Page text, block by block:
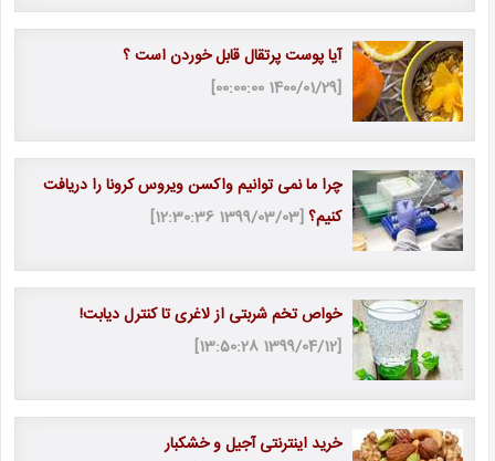
آیا پوست پرتقال قابل خوردن است ؟
[1400/01/29 00:00:00]
چرا ما نمی توانیم واکسن ویروس کرونا را دریافت
کنیم؟[1399/03/03 12:30:36]
خواص تخم شربتی از لاغری تا کنترل دیابت!
[1399/04/12 13:50:28]
خرید اینترنتی آجیل و خشکبار